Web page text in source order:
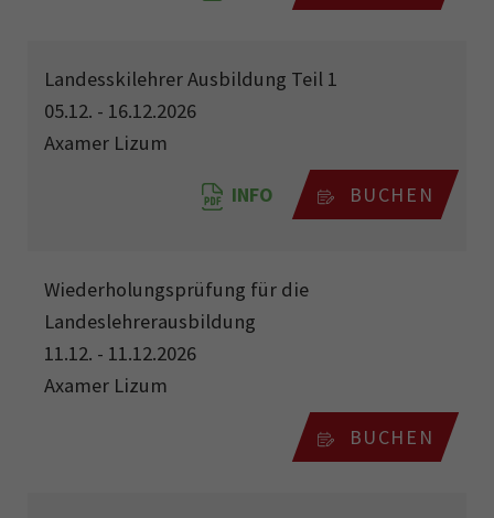
Landesskilehrer Ausbildung Teil 1
05.12. - 16.12.2026
Axamer Lizum
INFO BUCHEN
Wiederholungsprüfung für die
Landeslehrerausbildung
11.12. - 11.12.2026
Axamer Lizum
BUCHEN